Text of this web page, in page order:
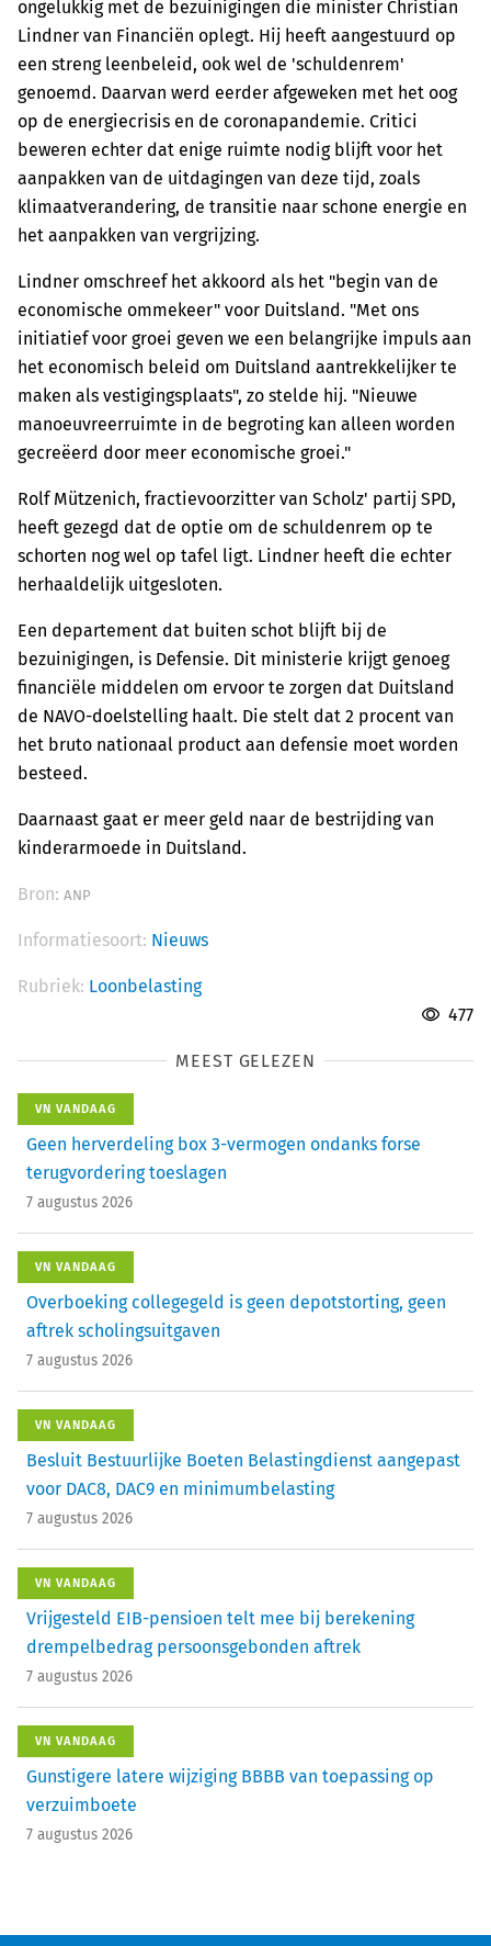
ongelukkig met de bezuinigingen die minister Christian
Lindner van Financiën oplegt. Hij heeft aangestuurd op
een streng leenbeleid, ook wel de 'schuldenrem'
genoemd. Daarvan werd eerder afgeweken met het oog
op de energiecrisis en de coronapandemie. Critici
beweren echter dat enige ruimte nodig blijft voor het
aanpakken van de uitdagingen van deze tijd, zoals
klimaatverandering, de transitie naar schone energie en
het aanpakken van vergrijzing.
Lindner omschreef het akkoord als het "begin van de
economische ommekeer" voor Duitsland. "Met ons
initiatief voor groei geven we een belangrijke impuls aan
het economisch beleid om Duitsland aantrekkelijker te
maken als vestigingsplaats", zo stelde hij. "Nieuwe
manoeuvreerruimte in de begroting kan alleen worden
gecreëerd door meer economische groei."
Rolf Mützenich, fractievoorzitter van Scholz' partij SPD,
heeft gezegd dat de optie om de schuldenrem op te
schorten nog wel op tafel ligt. Lindner heeft die echter
herhaaldelijk uitgesloten.
Een departement dat buiten schot blijft bij de
bezuinigingen, is Defensie. Dit ministerie krijgt genoeg
financiële middelen om ervoor te zorgen dat Duitsland
de NAVO-doelstelling haalt. Die stelt dat 2 procent van
het bruto nationaal product aan defensie moet worden
besteed.
Daarnaast gaat er meer geld naar de bestrijding van
kinderarmoede in Duitsland.
Bron: ANP
Informatiesoort: Nieuws
Rubriek: Loonbelasting
477
MEEST GELEZEN
VN VANDAAG
Geen herverdeling box 3-vermogen ondanks forse
terugvordering toeslagen
7 augustus 2026
VN VANDAAG
Overboeking collegegeld is geen depotstorting, geen
aftrek scholingsuitgaven
7 augustus 2026
VN VANDAAG
Besluit Bestuurlijke Boeten Belastingdienst aangepast
voor DAC8, DAC9 en minimumbelasting
7 augustus 2026
VN VANDAAG
Vrijgesteld EIB-pensioen telt mee bij berekening
drempelbedrag persoonsgebonden aftrek
7 augustus 2026
VN VANDAAG
Gunstigere latere wijziging BBBB van toepassing op
verzuimboete
7 augustus 2026